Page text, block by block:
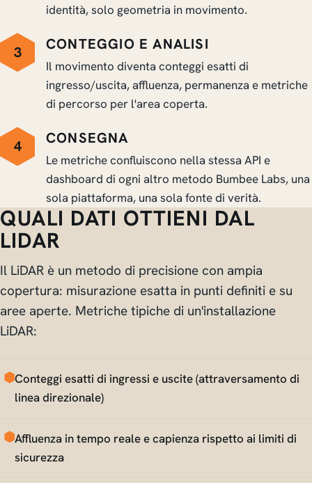
identità, solo geometria in movimento.
3 CONTEGGIO E ANALISI
Il movimento diventa conteggi esatti di
ingresso/uscita, affluenza, permanenza e metriche
di percorso per l'area coperta.
4 CONSEGNA
Le metriche confluiscono nella stessa API e
dashboard di ogni altro metodo Bumbee Labs, una
sola piattaforma, una sola fonte di verità.
QUALI DATI OTTIENI DAL
LIDAR
Il LiDAR è un metodo di precisione con ampia
copertura: misurazione esatta in punti definiti e su
aree aperte. Metriche tipiche di un'installazione
LiDAR:
Conteggi esatti di ingressi e uscite (attraversamento di
linea direzionale)
Affluenza in tempo reale e capienza rispetto ai limiti di
sicurezza